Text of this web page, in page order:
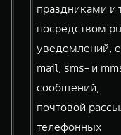
праздниками и
посредством
уведомлений,
mail, sms- и
сообщений,
почтовой
телефонных